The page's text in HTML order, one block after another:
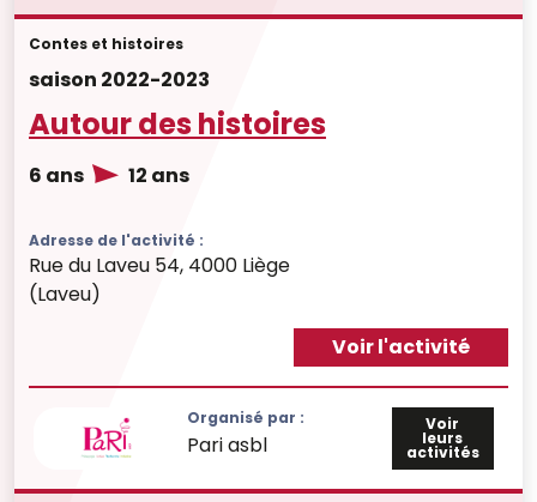
Organisé par :
Pari asbl
Voir
leurs
activités
Contes et histoires
saison 2022-2023
Autour des histoires
6 ans 12 ans
Adresse de l'activité :
Rue du Laveu 54, 4000 Liège
(Laveu)
Voir l'activité